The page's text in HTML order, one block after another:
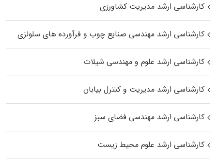
کارشناسی ارشد مدیریت کشاورزی
کارشناسی ارشد مهندسی صنایع چوب و فرآورده‌ های سلولزی
کارشناسی ارشد علوم و مهندسی شیلات
کارشناسی ارشد مدیریت و کنترل بیابان
کارشناسی ارشد مهندسی فضای سبز
کارشناسی ارشد علوم محیط‌ زیست